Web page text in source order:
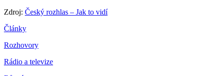
Zdroj: Český rozhlas – Jak to vidí
Články
Rozhovory
Rádio a televize